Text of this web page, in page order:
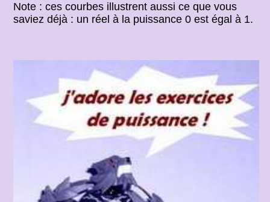
Note : ces courbes illustrent aussi ce que vous
saviez déjà : un réel à la puissance 0 est égal à 1.